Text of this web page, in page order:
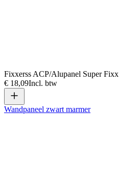
Fixxerss ACP/Alupanel Super Fixx
€ 18,09Incl. btw
Wandpaneel zwart marmer